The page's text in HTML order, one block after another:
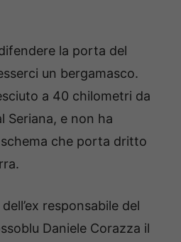
la porta del
un bergamasco.
a 40 chilometri da
Seriana, e non ha
che porta dritto
responsabile del
Daniele Corazza il